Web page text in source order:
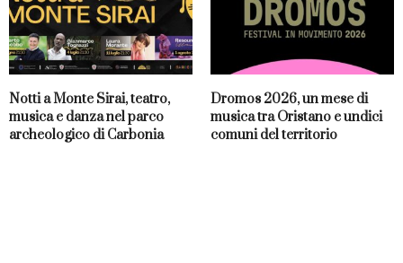
Notti a Monte Sirai, teatro,
musica e danza nel parco
archeologico di Carbonia
Dromos 2026, un mese di
musica tra Oristano e undici
comuni del territorio